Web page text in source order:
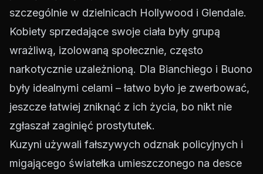
szczególnie w dzielnicach Hollywood i Glendale.
Kobiety sprzedające swoje ciała były grupą
wrażliwą, izolowaną społecznie, często
narkotycznie uzależnioną. Dla Bianchiego i Buono
były idealnymi celami – łatwo było je zwerbować,
jeszcze łatwiej zniknąć z ich życia, bo nikt nie
zgłaszał zaginięć prostytutek.
Kuzyni używali fałszywych odznak policyjnych i
migającego światełka umieszczonego na desce